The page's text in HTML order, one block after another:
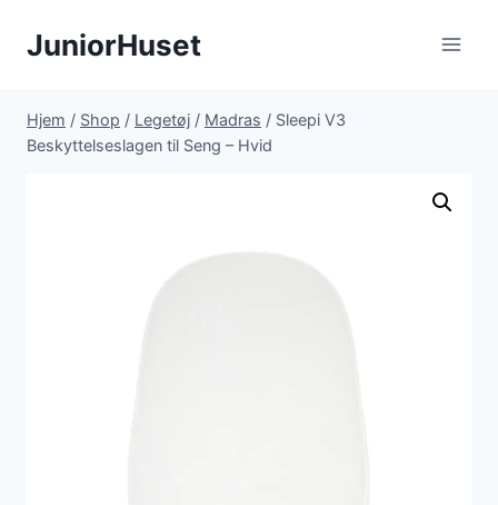
JuniorHuset
Hjem / Shop / Legetøj / Madras / Sleepi V3
Beskyttelseslagen til Seng – Hvid